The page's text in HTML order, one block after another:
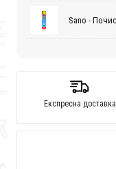
Експресна доставка